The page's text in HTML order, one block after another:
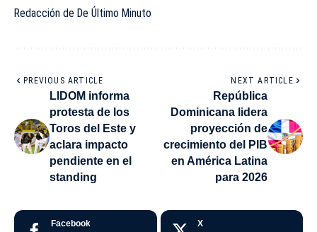
Redacción de De Último Minuto
PREVIOUS ARTICLE
LIDOM informa
protesta de los
Toros del Este y
aclara impacto
pendiente en el
standing
NEXT ARTICLE
República
Dominicana lidera
proyección de
crecimiento del PIB
en América Latina
para 2026
Facebook X